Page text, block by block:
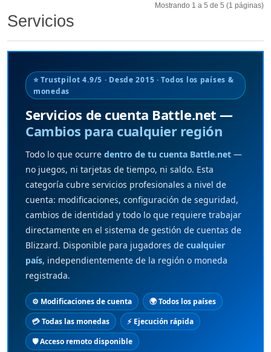
Mostrando 1 a 5 de 5 (1 páginas)
Servicios
⭐ Trustpilot 4.9/5 · Desde 2015 · Todos los países &
monedas
Servicios de cuenta Battle.net —
Cambios para cualquier región
Todo lo que ocurre dentro de tu cuenta Battle.net —
no juegos, ni tarjetas de tiempo, ni saldo. Esta
categoría cubre servicios profesionales a nivel de
cuenta: modificaciones, configuración de seguridad,
cambios de identidad y todo lo que requiere trabajar
directamente en el sistema de gestión de cuentas de
Blizzard. Disponible para jugadores de cualquier
país, independientemente de la región o moneda
registrada.
⚙️ Modificaciones de cuenta
🌍 Todos los países
💳 Todas las monedas
⚡ Ejecución rápida
🛡️ Acceso remoto disponible